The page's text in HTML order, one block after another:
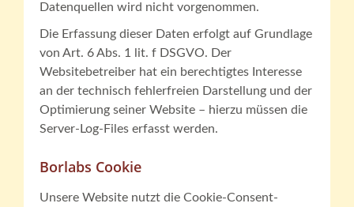
Datenquellen wird nicht vorgenommen.
Die Erfassung dieser Daten erfolgt auf Grundlage
von Art. 6 Abs. 1 lit. f DSGVO. Der
Websitebetreiber hat ein berechtigtes Interesse
an der technisch fehlerfreien Darstellung und der
Optimierung seiner Website – hierzu müssen die
Server-Log-Files erfasst werden.
Borlabs Cookie
Unsere Website nutzt die Cookie-Consent-